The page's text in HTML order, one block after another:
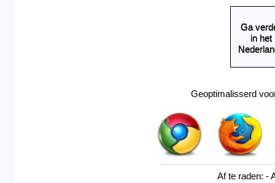
Ga
in het
Geoptimalisserd
Af te raden: -